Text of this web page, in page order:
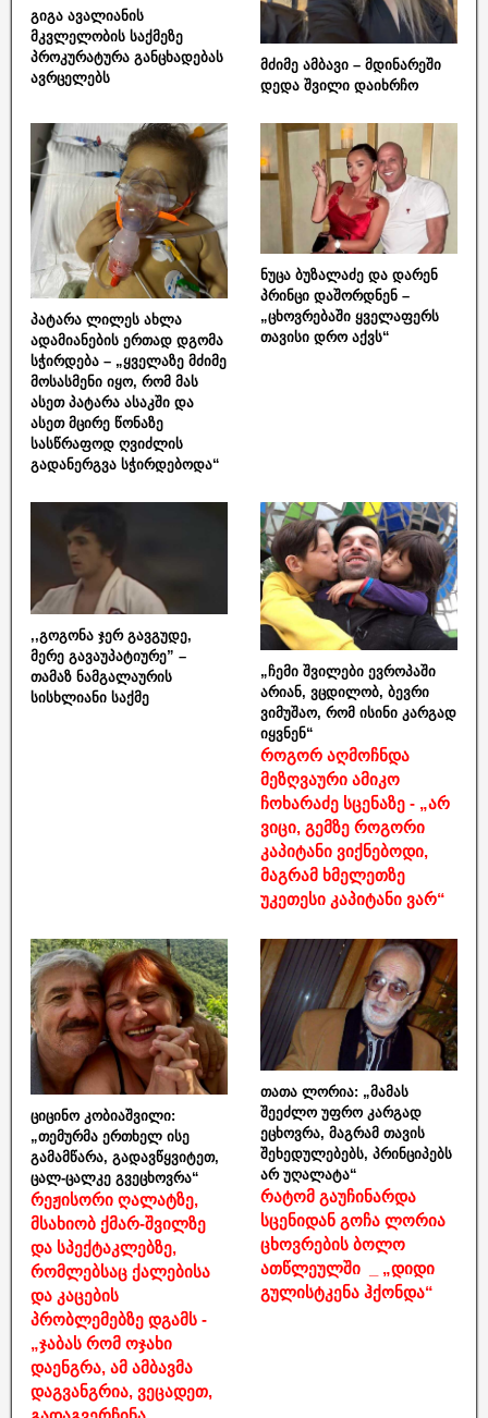
გიგა ავალიანის
მკვლელობის საქმეზე
პროკურატურა განცხადებას
ავრცელებს
მძიმე ამბავი – მდინარეში
დედა შვილი დაიხრჩო
პატარა ლილეს ახლა
ადამიანების ერთად დგომა
სჭირდება – „ყველაზე მძიმე
მოსასმენი იყო, რომ მას
ასეთ პატარა ასაკში და
ასეთ მცირე წონაზე
სასწრაფოდ ღვიძლის
გადანერგვა სჭირდებოდა“
ნუცა ბუზალაძე და დარენ
პრინცი დაშორდნენ –
„ცხოვრებაში ყველაფერს
თავისი დრო აქვს“
,,გოგონა ჯერ გავგუდე,
მერე გავაუპატიურე” –
თამაზ ნამგალაურის
სისხლიანი საქმე
„ჩემი შვილები ევროპაში
არიან, ვცდილობ, ბევრი
ვიმუშაო, რომ ისინი კარგად
იყვნენ“
როგორ აღმოჩნდა
მეზღვაური ამიკო
ჩოხარაძე სცენაზე - „არ
ვიცი, გემზე როგორი
კაპიტანი ვიქნებოდი,
მაგრამ ხმელეთზე
უკეთესი კაპიტანი ვარ“
ციცინო კობიაშვილი:
„თემურმა ერთხელ ისე
გამამწარა, გადავწყვიტეთ,
ცალ-ცალკე გვეცხოვრა“
რეჟისორი ღალატზე,
მსახიობ ქმარ-შვილზე
და სპექტაკლებზე,
რომლებსაც ქალებისა
და კაცების
პრობლემებზე დგამს -
„ჯაბას რომ ოჯახი
დაენგრა, ამ ამბავმა
დაგვანგრია, ვეცადეთ,
თათა ლორია: „მამას
შეეძლო უფრო კარგად
ეცხოვრა, მაგრამ თავის
შეხედულებებს, პრინციპებს
არ უღალატა“
რატომ გაუჩინარდა
სცენიდან გოჩა ლორია
ცხოვრების ბოლო
ათწლეულში _ „დიდი
გულისტკენა ჰქონდა“